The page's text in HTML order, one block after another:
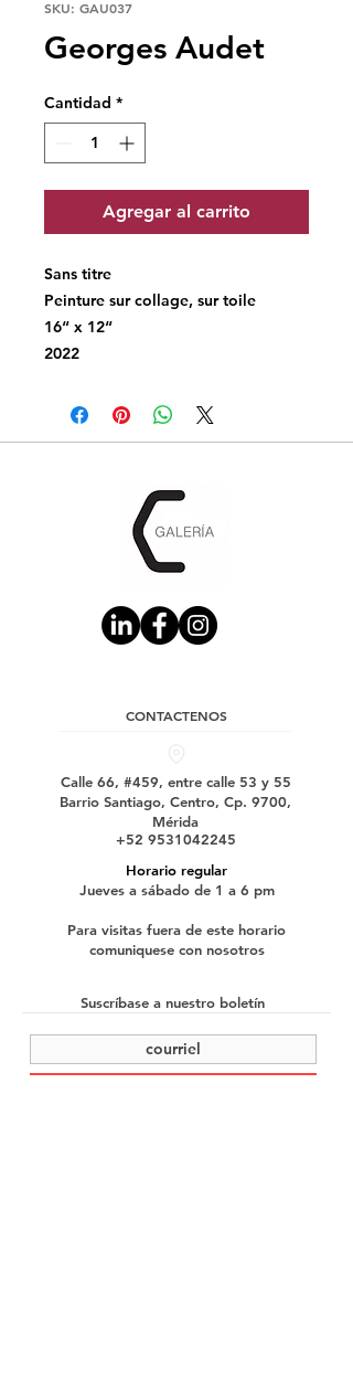
SKU: GAU037
Georges Audet
Cantidad *
Agregar al carrito
Sans titre
Peinture sur collage, sur toile
16“ x 12“
2022
CONTACTENOS
Calle 66, #459, entre calle 53 y 55
Barrio Santiago, Centro, Cp. 9700,
Mérida
+52 9531042245
Horario regular
Jueves a sábado de 1 a 6 pm
Para visitas fuera de este horario
comuniquese con nosotros
Suscríbase a nuestro boletín